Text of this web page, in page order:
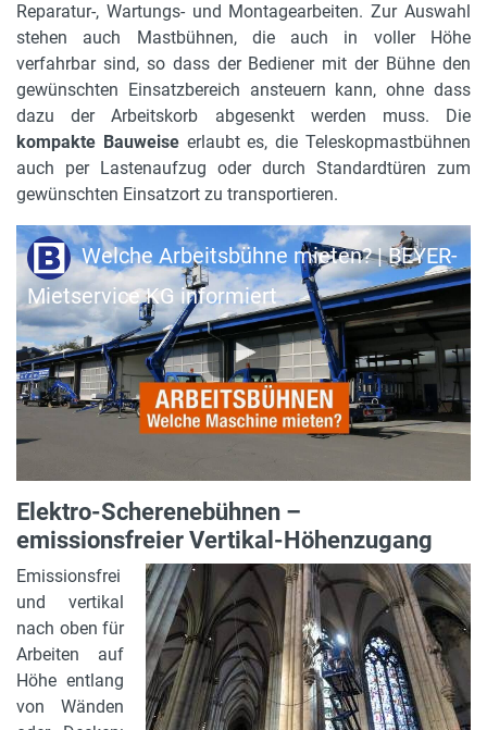
Reparatur-, Wartungs- und Montagearbeiten. Zur Auswahl
stehen auch Mastbühnen, die auch in voller Höhe
verfahrbar sind, so dass der Bediener mit der Bühne den
gewünschten Einsatzbereich ansteuern kann, ohne dass
dazu der Arbeitskorb abgesenkt werden muss. Die
kompakte Bauweiseerlaubt es, die Teleskopmastbühnen
auch per Lastenaufzug oder durch Standardtüren zum
gewünschten Einsatzort zu transportieren.
Welche Arbeitsbühne mieten? | BEYER-
Mietservice KG informiert
Elektro-Scherenebühnen –
emissionsfreier Vertikal-Höhenzugang
Emissionsfrei
und vertikal
nach oben für
Arbeiten auf
Höhe entlang
von Wänden